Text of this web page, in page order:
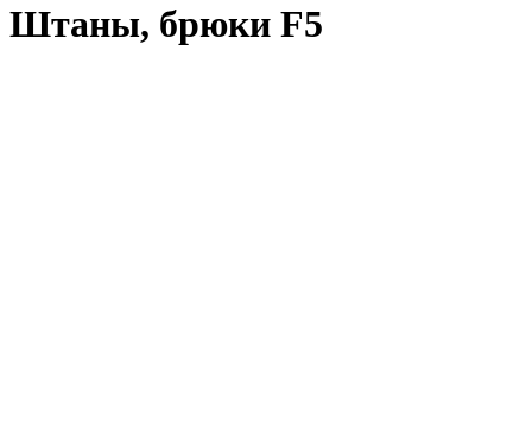
Штаны, брюки F5